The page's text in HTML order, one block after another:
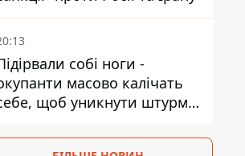
собі ноги -
масово калічать
щоб уникнути штурмів